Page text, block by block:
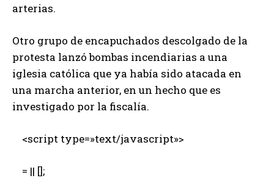
arterias.
Otro grupo de encapuchados descolgado de la
protesta lanzó bombas incendiarias a una
iglesia católica que ya había sido atacada en
una marcha anterior, en un hecho que es
investigado por la fiscalía.
<script type=»text/javascript»>
= || [];